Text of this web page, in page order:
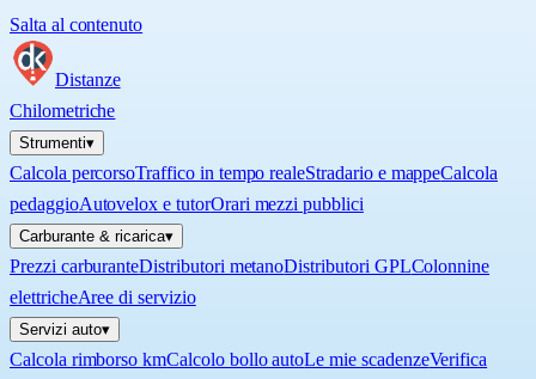
Salta al contenuto
Distanze
Chilometriche
Strumenti▾
Calcola percorsoTraffico in tempo realeStradario e mappeCalcola
pedaggioAutovelox e tutorOrari mezzi pubblici
Carburante & ricarica▾
Prezzi carburanteDistributori metanoDistributori GPLColonnine
elettricheAree di servizio
Servizi auto▾
Calcola rimborso kmCalcolo bollo autoLe mie scadenzeVerifica